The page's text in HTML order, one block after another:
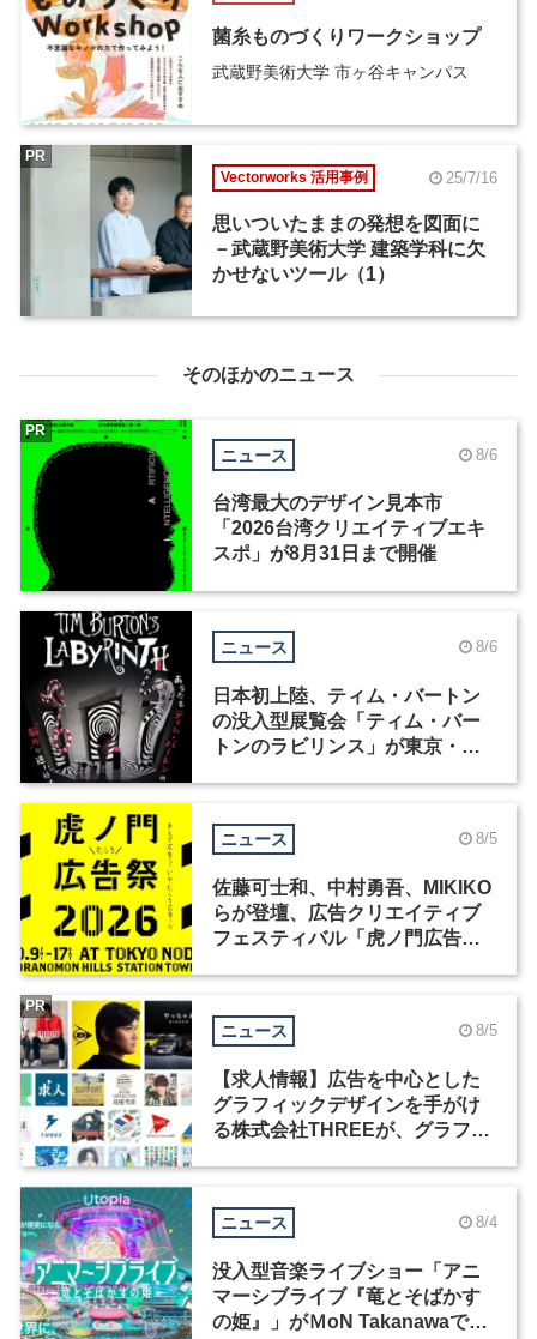
菌糸ものづくりワークショップ
武蔵野美術大学 市ヶ谷キャンパス
Vectorworks 活用事例 25/7/16
思いついたままの発想を図面に
－武蔵野美術大学 建築学科に欠
かせないツール（1）
PR
そのほかのニュース
ニュース 8/6
台湾最大のデザイン見本市
「2026台湾クリエイティブエキ
スポ」が8月31日まで開催
PR
ニュース 8/6
日本初上陸、ティム・バートン
の没入型展覧会「ティム・バー
トンのラビリンス」が東京・豊
ニュース 8/5
佐藤可士和、中村勇吾、MIKIKO
らが登壇、広告クリエイティブ
フェスティバル「虎ノ門広告
ニュース 8/5
【求人情報】広告を中心とした
グラフィックデザインを手がけ
る株式会社THREEが、グラフィ
PR
ニュース 8/4
没入型音楽ライブショー「アニ
マーシブライブ『竜とそばかす
の姫』」がＭoN Takanawaで開